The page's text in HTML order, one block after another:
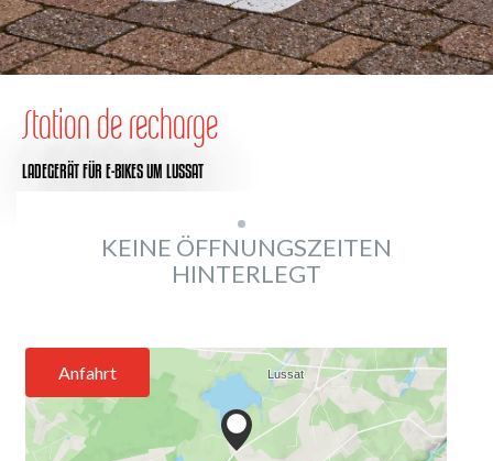
Station de recharge
LADEGERÄT FÜR E-BIKESUM LUSSAT
KEINE ÖFFNUNGSZEITEN
HINTERLEGT
Anfahrt